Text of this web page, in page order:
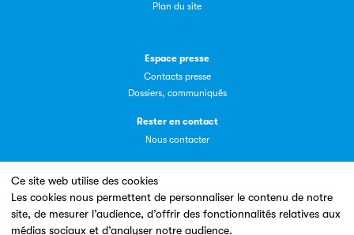
Ce site web utilise des cookies
Les cookies nous permettent de personnaliser le contenu de notre
site, de mesurer l’audience, d’offrir des fonctionnalités relatives aux
médias sociaux et d’analyser notre audience.
Plan du site
Espace presse
Contacts presse
Dossiers, communiqués
Rester en contact
Nous contacter
Un site conçu en partenariat avec le
Les petits champions de la lecture
Le jeu de lecture à voix haute gratuit et ouvert à tous les